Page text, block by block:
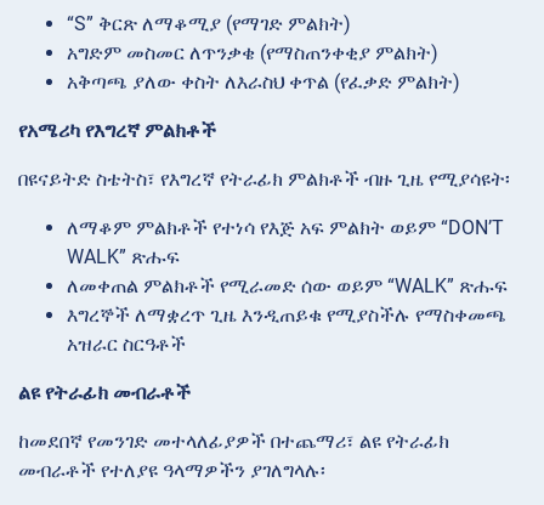
“S” ቅርጽ ለማቆሚያ (የማገድ ምልክት)
አግድም መስመር ለጥንቃቄ (የማስጠንቀቂያ ምልክት)
አቅጣጫ ያለው ቀስት ለእራስህ ቀጥል (የፈቃድ ምልክት)
የአሜሪካ የእግረኛ ምልክቶች
በዩናይትድ ስቴትስ፣ የእግረኛ የትራፊክ ምልክቶች ብዙ ጊዜ የሚያሳዩት፡
ለማቆም ምልክቶች የተነሳ የእጅ አፍ ምልክት ወይም “DON’T
WALK” ጽሑፍ
ለመቀጠል ምልክቶች የሚራመድ ሰው ወይም “WALK” ጽሑፍ
እግረኞች ለማቋረጥ ጊዜ እንዲጠይቁ የሚያስችሉ የማስቀመጫ
አዝራር ስርዓቶች
ልዩ የትራፊክ መብራቶች
ከመደበኛ የመንገድ መተላለፊያዎች በተጨማሪ፣ ልዩ የትራፊክ
መብራቶች የተለያዩ ዓላማዎችን ያገለግላሉ፡